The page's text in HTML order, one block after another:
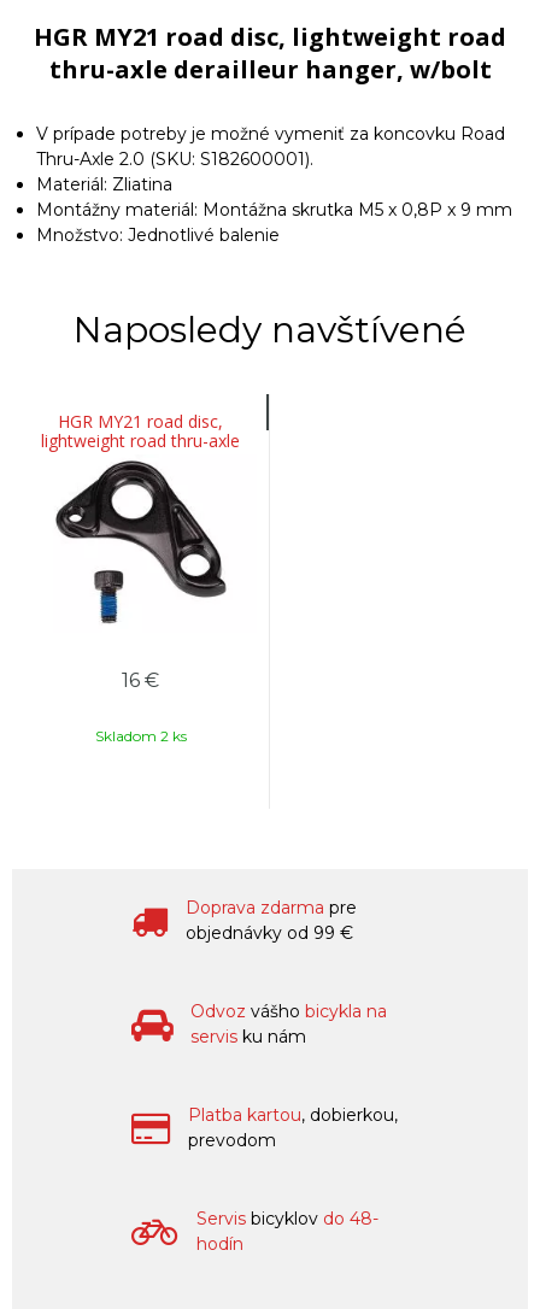
HGR MY21 road disc, lightweight road
thru-axle derailleur hanger, w/bolt
V prípade potreby je možné vymeniť za koncovku Road
Thru-Axle 2.0 (SKU: S182600001).
Materiál: Zliatina
Montážny materiál: Montážna skrutka M5 x 0,8P x 9 mm
Množstvo: Jednotlivé balenie
Naposledy navštívené
HGR MY21 road disc,
lightweight road thru-axle
derailleur hanger, w/bolt
16 €
Skladom 2 ks
Doprava zdarma pre
objednávky od 99 €
Odvoz vášho bicykla na
servis ku nám
Platba kartou, dobierkou,
prevodom
Servis bicyklov do 48-
hodín